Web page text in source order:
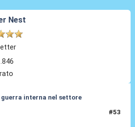
Nest
guerra interna nel settore
#53